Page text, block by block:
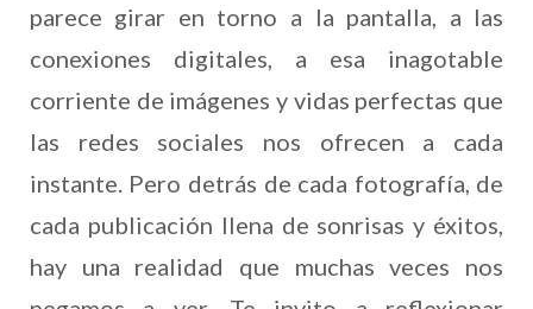
parece girar en torno a la pantalla, a las
conexiones digitales, a esa inagotable
corriente de imágenes y vidas perfectas que
las redes sociales nos ofrecen a cada
instante. Pero detrás de cada fotografía, de
cada publicación llena de sonrisas y éxitos,
hay una realidad que muchas veces nos